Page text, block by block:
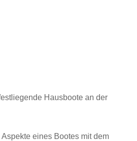
Hausboote an der
eines Bootes mit dem